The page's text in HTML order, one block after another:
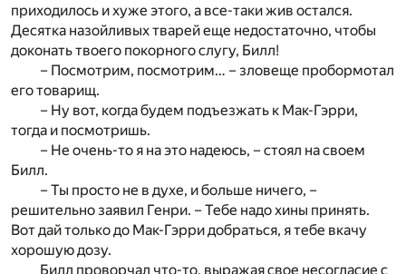
приходилось и хуже этого, а все-таки жив остался.
Десятка назойливых тварей еще недостаточно, чтобы
доконать твоего покорного слугу, Билл!
– Посмотрим, посмотрим… – зловеще пробормотал
его товарищ.
– Ну вот, когда будем подъезжать к Мак-Гэрри,
тогда и посмотришь.
– Не очень-то я на это надеюсь, – стоял на своем
Билл.
– Ты просто не в духе, и больше ничего, –
решительно заявил Генри. – Тебе надо хины принять.
Вот дай только до Мак-Гэрри добраться, я тебе вкачу
хорошую дозу.
Билл проворчал что-то, выражая свое несогласие с